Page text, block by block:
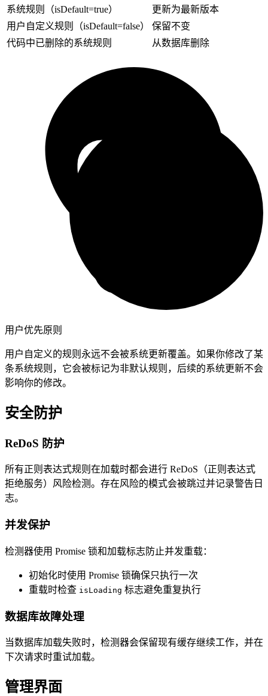
系统规则（isDefault=true）
更新为最新版本
用户自定义规则（isDefault=false）
保留不变
代码中已删除的系统规则
从数据库删除
用户优先原则
用户自定义的规则永远不会被系统更新覆盖。如果你修改了某
条系统规则，它会被标记为非默认规则，后续的系统更新不会
影响你的修改。
安全防护
ReDoS 防护
所有正则表达式规则在加载时都会进行 ReDoS（正则表达式
拒绝服务）风险检测。存在风险的模式会被跳过并记录警告日
志。
并发保护
检测器使用 Promise 锁和加载标志防止并发重载：
初始化时使用 Promise 锁确保只执行一次
重载时检查 isLoading 标志避免重复执行
数据库故障处理
当数据库加载失败时，检测器会保留现有缓存继续工作，并在
下次请求时重试加载。
管理界面